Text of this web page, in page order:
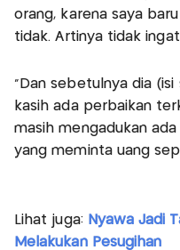
orang, karena saya
tidak. Artinya tidak
"Dan sebetulnya dia
kasih ada perbaikan
masih mengadukan
yang meminta uang
Lihat juga: Nyawa Jadi
Melakukan Pesugihan